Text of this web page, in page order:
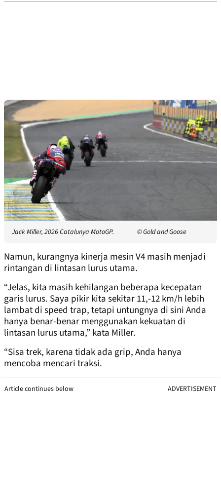
Jack Miller, 2026 Catalunya MotoGP. © Gold and Goose
Namun, kurangnya kinerja mesin V4 masih menjadi
rintangan di lintasan lurus utama.
“Jelas, kita masih kehilangan beberapa kecepatan
garis lurus. Saya pikir kita sekitar 11,-12 km/h lebih
lambat di speed trap, tetapi untungnya di sini Anda
hanya benar-benar menggunakan kekuatan di
lintasan lurus utama,” kata Miller.
“Sisa trek, karena tidak ada grip, Anda hanya
mencoba mencari traksi.
Article continues below ADVERTISEMENT